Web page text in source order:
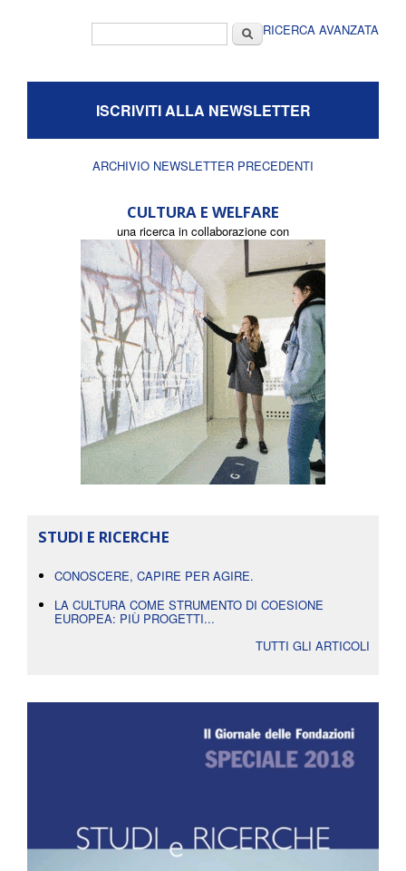
CercaRICERCA AVANZATA
ISCRIVITI ALLA NEWSLETTER
ARCHIVIO NEWSLETTER PRECEDENTI
CULTURA E WELFARE
una ricerca in collaborazione con
STUDI E RICERCHE
CONOSCERE, CAPIRE PER AGIRE.
LA CULTURA COME STRUMENTO DI COESIONE
EUROPEA: PIÙ PROGETTI...
TUTTI GLI ARTICOLI